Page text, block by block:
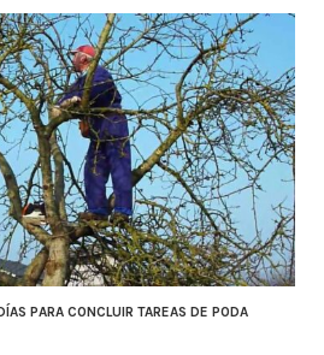
PARA CONCLUIR TAREAS DE PODA